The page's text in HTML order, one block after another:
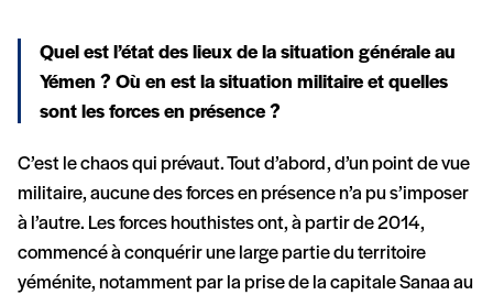
Quel est l’état des lieux de la situation générale au
Yémen ? Où en est la situation militaire et quelles
sont les forces en présence ?
C’est le chaos qui prévaut. Tout d’abord, d’un point de vue
militaire, aucune des forces en présence n’a pu s’imposer
à l’autre. Les forces houthistes ont, à partir de 2014,
commencé à conquérir une large partie du territoire
yéménite, notamment par la prise de la capitale Sanaa au